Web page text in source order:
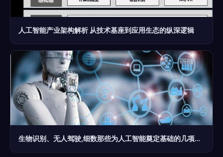
人工智能产业架构解析 从技术基座到应用生态的纵深逻辑
生物识别、无人驾驶,细数那些为人工智能奠定基础的几项技术